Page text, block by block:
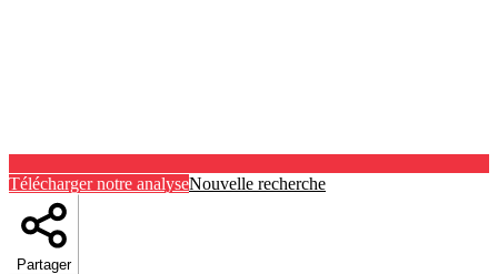
Télécharger notre analyseNouvelle recherche
Partager